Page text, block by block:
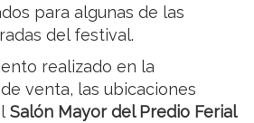
para algunas de las
del festival.
realizado en la
venta, las ubicaciones
Salón Mayor del Predio Ferial